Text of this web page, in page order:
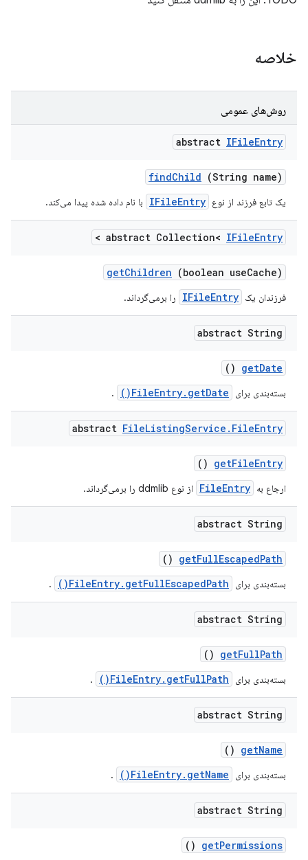
خلاصه
روش‌های عمومی
abstract IFileEntry
findChild (String name)
یک تابع فرزند از نوع IFileEntry با نام داده شده پیدا می‌کند.
abstract Collection< IFileEntry
>
getChildren (boolean useCache)
فرزندان یک IFileEntry را برمی‌گرداند.
abstract String
getDate
()
بسته‌بندی برای FileEntry.getDate()
.
abstract FileListingService . FileEntry
getFileEntry
()
ارجاع به FileEntry از نوع ddmlib را برمی‌گرداند.
abstract String
getFullEscapedPath
()
بسته‌بندی برای FileEntry.getFullEscapedPath()
.
abstract String
getFullPath
()
بسته‌بندی برای FileEntry.getFullPath()
.
abstract String
getName
()
بسته‌بندی برای FileEntry.getName()
.
abstract String
getPermissions
()